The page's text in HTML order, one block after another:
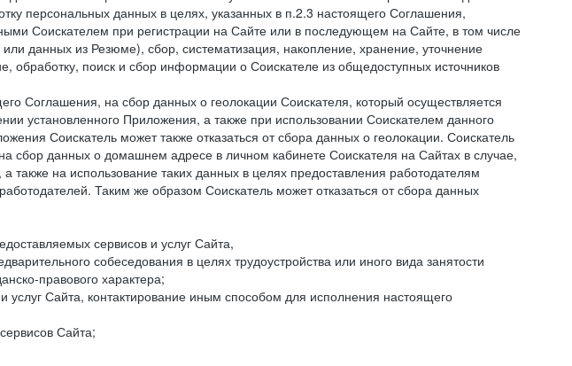
персональных данных в целях, указанных в п.2.3 настоящего Соглашения,
Соискателем при регистрации на Сайте или в последующем на Сайте, в том числе
данных из Резюме), сбор, систематизация, накопление, хранение, уточнение
обработку, поиск и сбор информации о Соискателе из общедоступных источников
Соглашения, на сбор данных о геолокации Соискателя, который осуществляется
установленного Приложения, а также при использовании Соискателем данного
Соискатель может также отказаться от сбора данных о геолокации. Соискатель
сбор данных о домашнем адресе в личном кабинете Соискателя на Сайтах в случае,
на использование таких данных в целях предоставления работодателям
Таким же образом Соискатель может отказаться от сбора данных
сервисов и услуг Сайта,
собеседования в целях трудоустройства или иного вида занятости
правового характера;
Сайта, контактирование иным способом для исполнения настоящего
Сайта;